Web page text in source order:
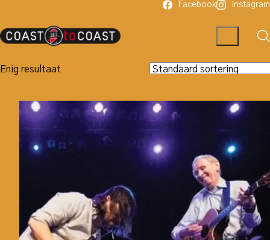
Facebook Instagram
Enig resultaat